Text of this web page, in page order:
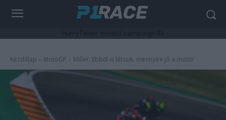
Kezdőlap MotoGP Miller: Ebből is látszik, mennyire jó a motor